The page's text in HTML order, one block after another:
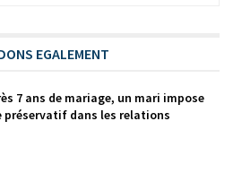
EGALEMENT
7 ans de mariage, un mari impose
préservatif dans les relations